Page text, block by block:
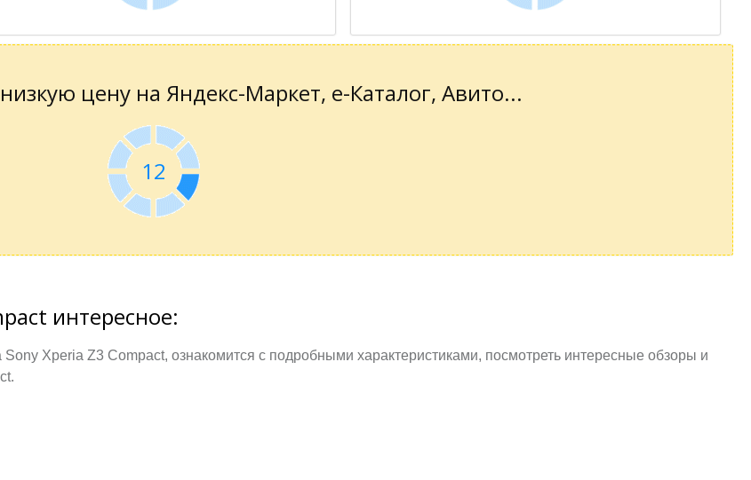
цену на Яндекс-Маркет, е-Каталог, Авито...
11
интересное:
Xperia Z3 Compact, ознакомится с подробными характеристиками, посмотреть интересные обзоры и